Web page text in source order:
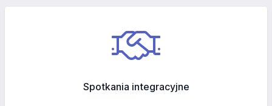
Spotkania integracyjne